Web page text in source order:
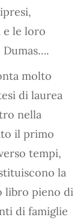
e le loro
Dumas….
molto
di laurea
nella
il primo
tempi,
la
libro pieno di
di famiglie